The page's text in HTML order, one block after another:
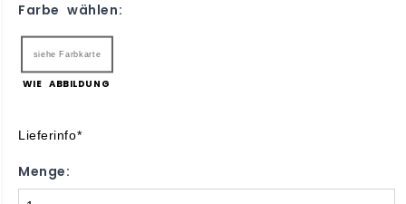
Farbe wählen:
siehe Farbkarte
WIE ABBILDUNG
Lieferinfo*
Menge: